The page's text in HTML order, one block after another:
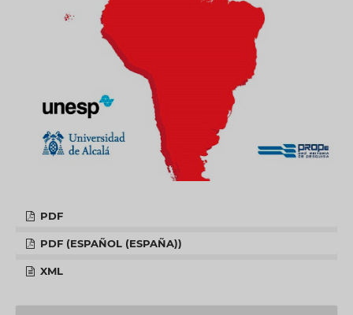
PDF
PDF (ESPAÑOL (ESPAÑA))
XML